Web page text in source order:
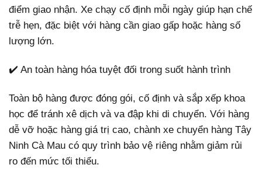
điểm giao nhận. Xe chạy cố định mỗi ngày giúp hạn chế
trễ hẹn, đặc biệt với hàng cần giao gấp hoặc hàng số
lượng lớn.
✔️ An toàn hàng hóa tuyệt đối trong suốt hành trình
Toàn bộ hàng được đóng gói, cố định và sắp xếp khoa
học để tránh xê dịch và va đập khi di chuyển. Với hàng
dễ vỡ hoặc hàng giá trị cao, chành xe chuyển hàng Tây
Ninh Cà Mau có quy trình bảo vệ riêng nhằm giảm rủi
ro đến mức tối thiểu.